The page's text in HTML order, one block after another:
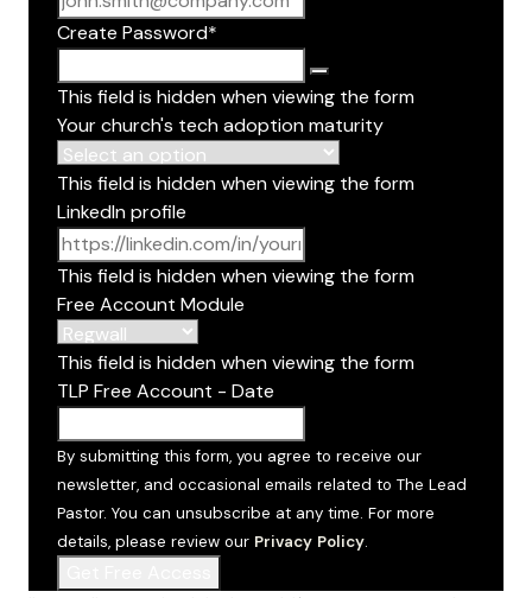
Create Password*
This field is hidden when viewing the form
Your church's tech adoption maturity
This field is hidden when viewing the form
LinkedIn profile
This field is hidden when viewing the form
Free Account Module
This field is hidden when viewing the form
TLP Free Account - Date
By submitting this form, you agree to receive our
newsletter, and occasional emails related to The Lead
Pastor. You can unsubscribe at any time. For more
details, please review our Privacy Policy